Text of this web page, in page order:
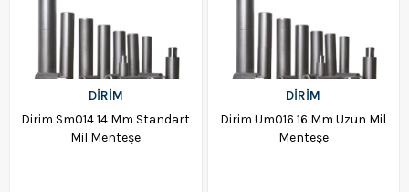
DİRİM
Dirim Sm014 14 Mm Standart
Mil Menteşe
DİRİM
Dirim Um016 16 Mm Uzun Mil
Menteşe